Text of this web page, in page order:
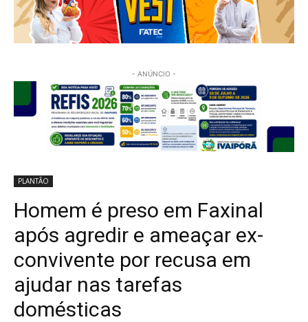
- ANÚNCIO -
PLANTÃO
Homem é preso em Faxinal
após agredir e ameaçar ex-
convivente por recusa em
ajudar nas tarefas
domésticas